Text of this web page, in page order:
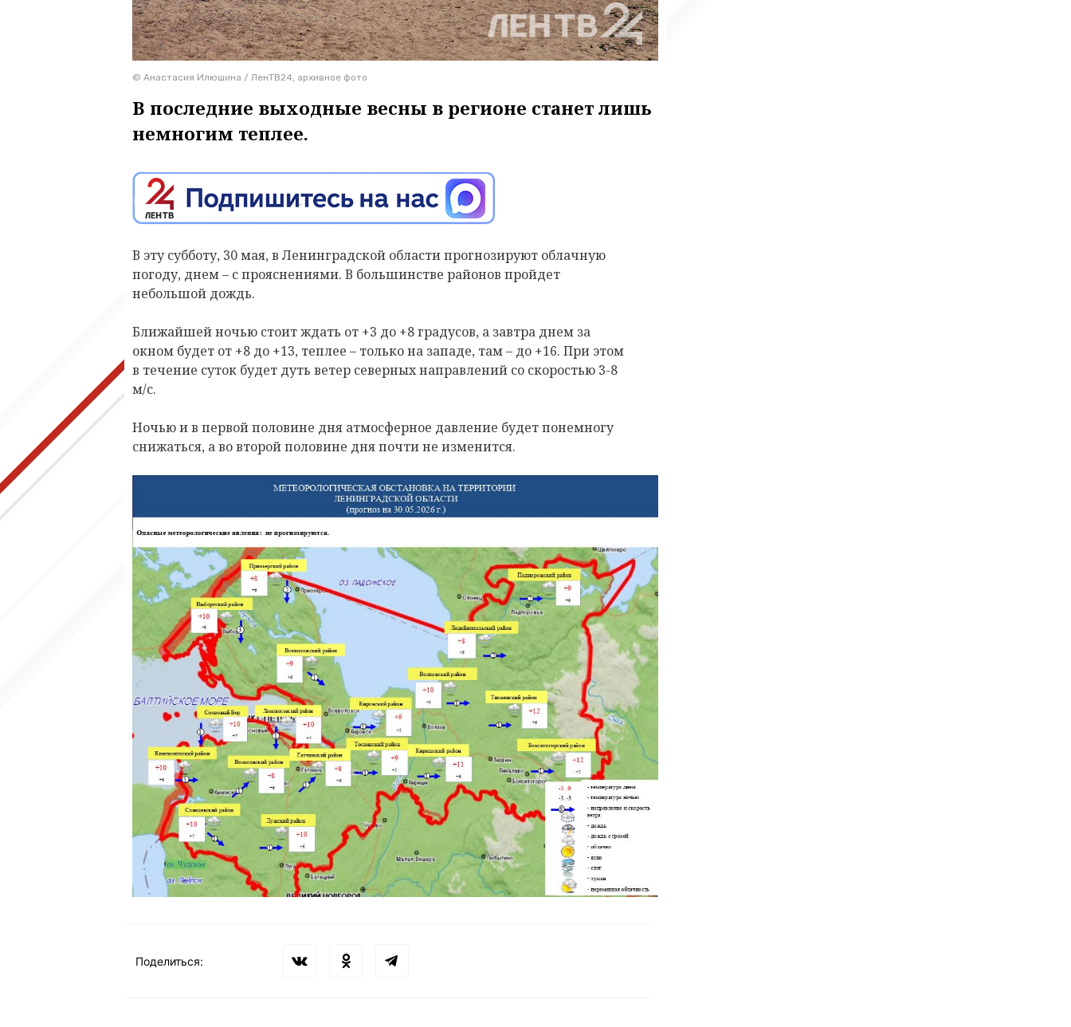
© Анастасия Илюшина / ЛенТВ24, архивное фото
В последние выходные весны в регионе станет лишь
немногим теплее.
В эту субботу, 30 мая, в Ленинградской области прогнозируют облачную
погоду, днем – с прояснениями. В большинстве районов пройдет
небольшой дождь.
Ближайшей ночью стоит ждать от +3 до +8 градусов, а завтра днем за
окном будет от +8 до +13, теплее – только на западе, там – до +16. При этом
в течение суток будет дуть ветер северных направлений со скоростью 3-8
м/с.
Ночью и в первой половине дня атмосферное давление будет понемногу
снижаться, а во второй половине дня почти не изменится.
Поделиться: